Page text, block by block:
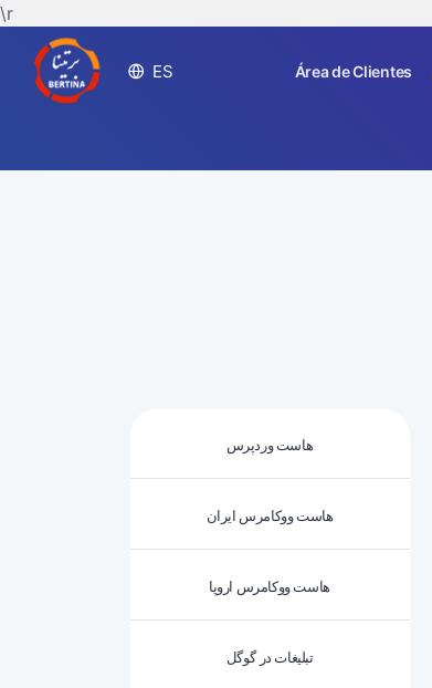
\r
ES Área de Clientes
هاست وردپرس
هاست ووکامرس ایران
هاست ووکامرس اروپا
تبلیغات در گوگل